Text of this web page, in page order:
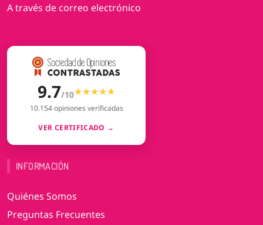
A través de correo electrónico
9.7/10★★★★★
★★★★★
10.154 opiniones verificadas
VER CERTIFICADO →
INFORMACIÓN
Quiénes Somos
Preguntas Frecuentes